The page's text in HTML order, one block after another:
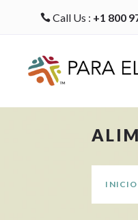
Call Us : +1 800
INICIO